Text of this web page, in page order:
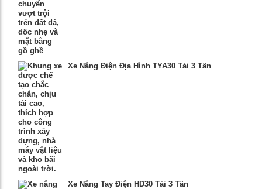
Xe Nâng Điện Địa Hình TYA30 Tải 3 Tấn
Xe Nâng Tay Điện HD30 Tải 3 Tấn